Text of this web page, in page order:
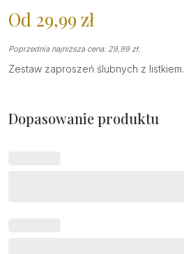
Od 29,99 zł
Poprzednia najniższa cena: 29,99 zł.
Zestaw zaproszeń ślubnych z listkiem.
Dopasowanie produktu